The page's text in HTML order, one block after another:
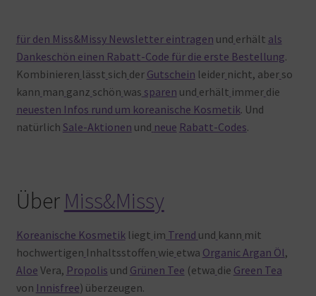
für den Miss&Missy Newsletter eintragen und erhält als
Dankeschön einen Rabatt-Code für die erste Bestellung.
Kombinieren lässt sich der Gutschein leider nicht, aber so
kann man ganz schön was sparen und erhält immer die
neuesten Infos rund um koreanische Kosmetik. Und
natürlich Sale-Aktionen und neue Rabatt-Codes.
Über Miss&Missy
Koreanische Kosmetikliegt im Trend und kann mit
hochwertigen Inhaltsstoffen wie etwa Organic Argan Öl,
Aloe Vera, Propolis und Grünen Tee (etwa die Green Tea
von Innisfree) überzeugen.